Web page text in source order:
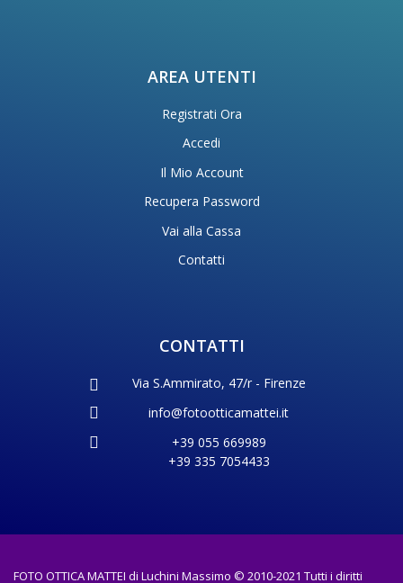
AREA UTENTI
Registrati Ora
Accedi
Il Mio Account
Recupera Password
Vai alla Cassa
Contatti
CONTATTI
Via S.Ammirato, 47/r - Firenze
info@fotootticamattei.it
+39 055 669989
+39 335 7054433
FOTO OTTICA MATTEI di Luchini Massimo © 2010-2021 Tutti i diritti